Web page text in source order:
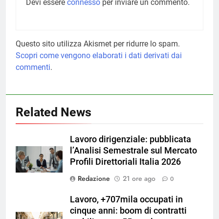
Devi essere connesso per inviare un commento.
Questo sito utilizza Akismet per ridurre lo spam.
Scopri come vengono elaborati i dati derivati dai
commenti.
Related News
Lavoro dirigenziale: pubblicata
l’Analisi Semestrale sul Mercato
Profili Direttoriali Italia 2026
Redazione
21 ore ago 0
Lavoro, +707mila occupati in
cinque anni: boom di contratti